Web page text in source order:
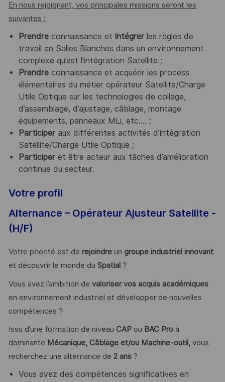
En nous rejoignant, vos principales missions seront les
suivantes :
Prendreconnaissance et intégrerles règles de
travail en Salles Blanches dans un environnement
complexe qu’est l’intégration Satellite ;
Prendreconnaissance et acquérir les process
élémentaires du métier opérateur Satellite/Charge
Utile Optique sur les technologies de collage,
d’assemblage, d’ajustage, câblage, montage
équipements, panneaux MLi, etc.... ;
Participeraux différentes activités d’intégration
Satellite/Charge Utile Optique ;
Participeret être acteur aux tâches d’amélioration
continue du secteur.
Votre profil
Alternance – Opérateur Ajusteur Satellite -
(H/F)
Votre priorité est de rejoindreun groupe industriel innovant
et découvrir le monde du Spatial ?
Vous avez l’ambition de valoriser vos acquis académiques
en environnement industriel et développer de nouvelles
compétences ?
Issu d’une formation de niveau CAP ou BAC Proà
dominante Mécanique, Câblage et/ou Machine-outil, vous
recherchez une alternance de 2 ans ?
Vous avez des compétences significatives en